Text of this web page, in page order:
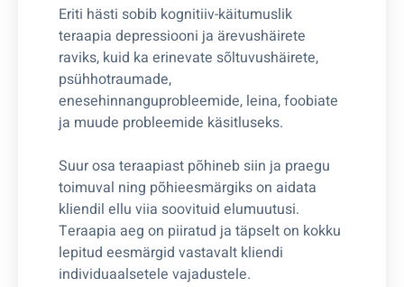
Eriti hästi sobib kognitiiv-käitumuslik
teraapia depressiooni ja ärevushäirete
raviks, kuid ka erinevate sõltuvushäirete,
psühhotraumade,
enesehinnanguprobleemide, leina, foobiate
ja muude probleemide käsitluseks.
Suur osa teraapiast põhineb siin ja praegu
toimuval ning põhieesmärgiks on aidata
kliendil ellu viia soovituid elumuutusi.
Teraapia aeg on piiratud ja täpselt on kokku
lepitud eesmärgid vastavalt kliendi
individuaalsetele vajadustele.